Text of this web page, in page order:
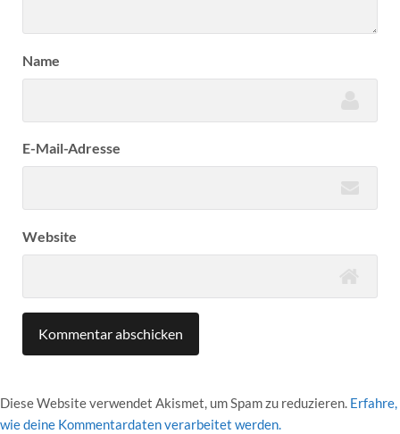
Name
E-Mail-Adresse
Website
Diese Website verwendet Akismet, um Spam zu reduzieren. Erfahre,
wie deine Kommentardaten verarbeitet werden.